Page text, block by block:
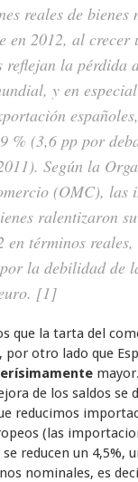
reales de bienes
en 2012, al crecer
la pérdida
y en
% (3,6 pp por
Según la
(OMC), las
ralentizaron
en términos reales,
la debilidad de
[1]
que la tarta del
por otro lado que
de los saldos se
reducimos
(las
reducen un 4,5%,
nominales, es